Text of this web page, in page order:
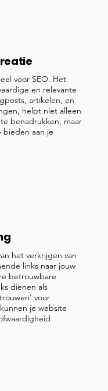
voor SEO. Het
en relevante
artikelen, en
helpt niet alleen
benadrukken, maar
bieden aan je
het verkrijgen van
links naar jouw
betrouwbare
dienen als
voor
je website